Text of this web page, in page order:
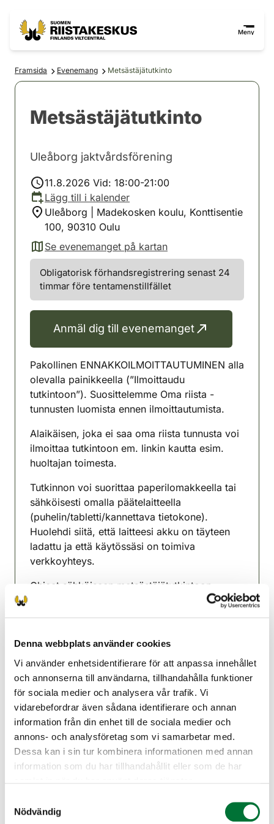
Denna webbplats använder cookies
Vi använder enhetsidentifierare för att anpassa innehållet
och annonserna till användarna, tillhandahålla funktioner
för sociala medier och analysera vår trafik. Vi
vidarebefordrar även sådana identifierare och annan
information från din enhet till de sociala medier och
annons- och analysföretag som vi samarbetar med.
Dessa kan i sin tur kombinera informationen med annan
information som du har tillhandahållit eller som de har
Nödvändig
Meny
Framsida Evenemang Metsästäjätutkinto
Metsästäjätutkinto
Uleåborg jaktvårdsförening
11.8.2026 Vid: 18:00-21:00
Lägg till i kalender
Uleåborg | Madekosken koulu, Konttisentie
100, 90310 Oulu
Se evenemanget på kartan
(avautuu uuteen välilehteen)
Obligatorisk förhandsregistrering senast 24
timmar före tentamenstillfället
Anmäl dig till evenemanget
Pakollinen ENNAKKOILMOITTAUTUMINEN alla
olevalla painikkeella (”Ilmoittaudu
tutkintoon”). Suosittelemme Oma riista -
tunnusten luomista ennen ilmoittautumista.
Alaikäisen, joka ei saa oma riista tunnusta voi
ilmoittaa tutkintoon em. linkin kautta esim.
huoltajan toimesta.
Tutkinnon voi suorittaa paperilomakkeella tai
sähköisesti omalla päätelaitteella
(puhelin/tabletti/kannettava tietokone).
Huolehdi siitä, että laitteesi akku on täyteen
ladattu ja että käytössäsi on toimiva
verkkoyhteys.
Ohjeet sähköiseen metsästäjätutkintoon
valmistautuvalle Riistainfo,fi -sivustolla:
https://www.riistainfo.fi/wp-
sahkotutkinnon-suorittajalle-
190525_suomi.pdf
Mukaan kokeeseen: Henkilötodistus ja jos
suoritat kokeen paperisena, varaa mukaan
toimiva kynä.
Tutkintomaksu 20 € . Käteismaksu tai Oma
riista -verkkomaksu.
0447001373